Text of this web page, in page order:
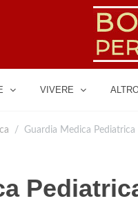
VIVERE
Guardia Medica Pediatrica